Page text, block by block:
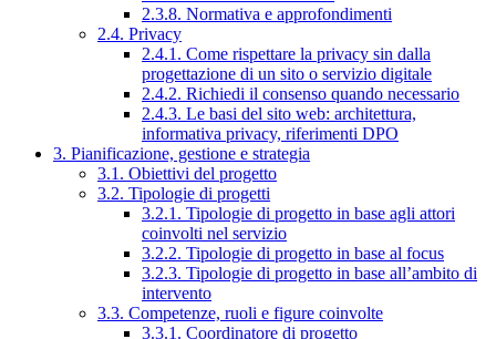
2.3.8. Normativa e approfondimenti
2.4. Privacy
2.4.1. Come rispettare la privacy sin dalla
progettazione di un sito o servizio digitale
2.4.2. Richiedi il consenso quando necessario
2.4.3. Le basi del sito web: architettura,
informativa privacy, riferimenti DPO
3. Pianificazione, gestione e strategia
3.1. Obiettivi del progetto
3.2. Tipologie di progetti
3.2.1. Tipologie di progetto in base agli attori
coinvolti nel servizio
3.2.2. Tipologie di progetto in base al focus
3.2.3. Tipologie di progetto in base all’ambito di
intervento
3.3. Competenze, ruoli e figure coinvolte
3.3.1. Coordinatore di progetto